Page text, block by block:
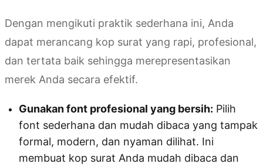
Dengan mengikuti praktik sederhana ini, Anda
dapat merancang kop surat yang rapi, profesional,
dan tertata baik sehingga merepresentasikan
merek Anda secara efektif.
Gunakan font profesional yang bersih: Pilih
font sederhana dan mudah dibaca yang tampak
formal, modern, dan nyaman dilihat. Ini
membuat kop surat Anda mudah dibaca dan